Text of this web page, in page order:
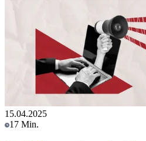
15.04.2025
17 Min.